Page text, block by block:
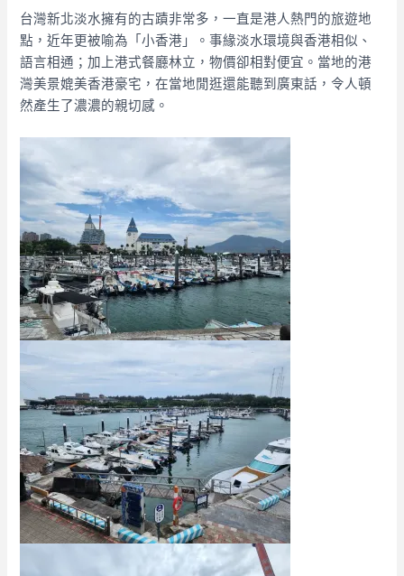
台灣新北淡水擁有的古蹟非常多，一直是港人熱門的旅遊地
點，近年更被喻為「小香港」。事緣淡水環境與香港相似、
語言相通；加上港式餐廳林立，物價卻相對便宜。當地的港
灣美景媲美香港豪宅，在當地閒逛還能聽到廣東話，令人頓
然產生了濃濃的親切感。